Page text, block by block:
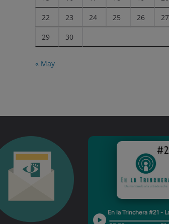
22 23 24 25 26 27
29 30
« May